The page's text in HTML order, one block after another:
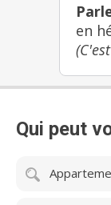
en
Qui peut